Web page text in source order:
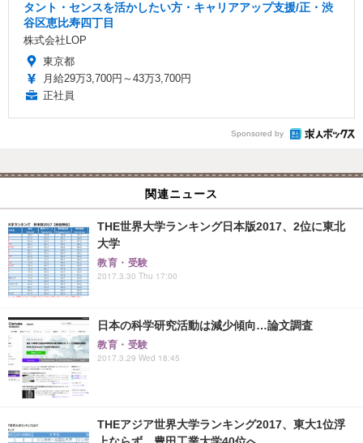
タント・センスを活かしたい方・キャリアアップ支援/正・渋
谷区恵比寿四丁目
株式会社LOP
東京都
月給29万3,700円～43万3,700円
正社員
Sponsored by
関連ニュース
THE世界大学ランキング日本版2017、2位に東北
大学
教育・受験
2017.3.30 Thu 17:00
日本の科学研究活動は減少傾向…論文調査
教育・受験
2017.3.29 Wed 18:45
THEアジア世界大学ランキング2017、東大1位浮